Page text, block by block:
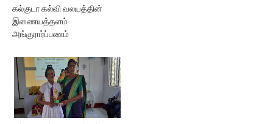
கல்குடா கல்வி வலயத்தின்
இணையத்தளம்
அங்குரார்ப்பணம்